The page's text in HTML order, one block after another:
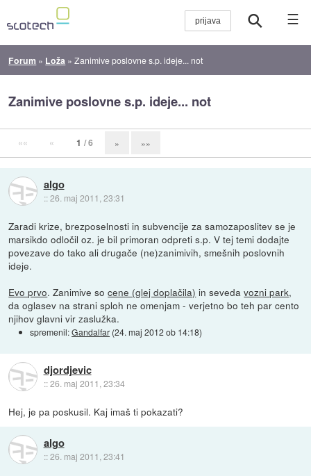
☰
Forum » Loža »Zanimive poslovne s.p. ideje... not
Zanimive poslovne s.p. ideje... not
«« « 1 / 6 » »»
algo
::26. maj 2011, 23:31
Zaradi krize, brezposelnosti in subvencije za samozaposlitev se je
marsikdo odločil oz. je bil primoran odpreti s.p. V tej temi dodajte
povezave do tako ali drugače (ne)zanimivih, smešnih poslovnih
ideje.
Evo prvo. Zanimive socene (glej doplačila) in sevedavozni park,
da oglasev na strani sploh ne omenjam - verjetno bo teh par cento
njihov glavni vir zaslužka.
spremenil:Gandalfar (24. maj 2012 ob 14:18)
djordjevic
::26. maj 2011, 23:34
Hej, je pa poskusil. Kaj imaš ti pokazati?
algo
::26. maj 2011, 23:41